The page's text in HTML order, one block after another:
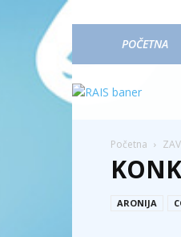
POČETNA
Početna
ARONIJA